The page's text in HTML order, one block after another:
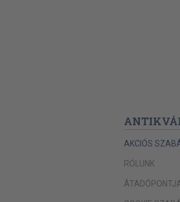
AKCIÓS
RÓLUNK